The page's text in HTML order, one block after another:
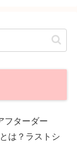
フターダー
は？ラストシ